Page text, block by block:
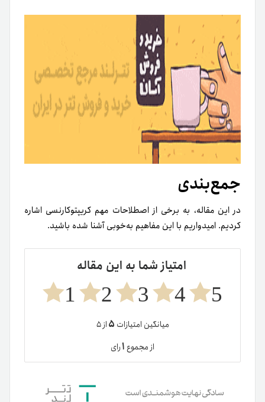
جمع‌بندی
در این مقاله، به برخی از اصطلاحات مهم کریپتوکارنسی اشاره
کردیم. امیدواریم با این مفاهیم به‌خوبی آشنا شده باشید.
امتیاز شما به این مقاله
5
4
3
2
1
میانگین امتیازات ۵از ۵
از مجموع۱رای